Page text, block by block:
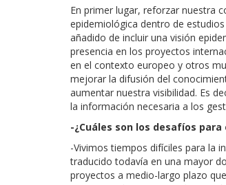
En primer lugar, reforzar nuestra
epidemiológica dentro de
añadido de incluir una visión
presencia en los proyectos
en el contexto europeo y otros
mejorar la difusión del
aumentar nuestra visibilidad. Es
la información necesaria a los
-¿Cuáles son los desafíos
-Vivimos tiempos difíciles para la
traducido todavía en una mayor
proyectos a medio-largo plazo